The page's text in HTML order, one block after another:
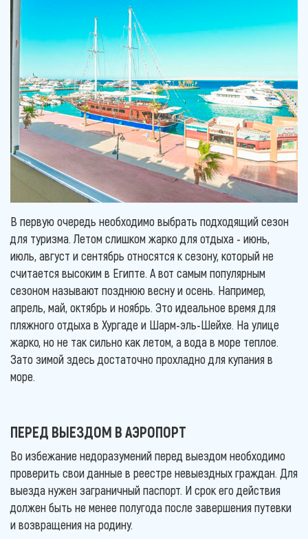
В первую очередь необходимо выбрать подходящий сезон
для туризма. Летом слишком жарко для отдыха - июнь,
июль, август и сентябрь относятся к сезону, который не
считается высоким в Египте. А вот самым популярным
сезоном называют позднюю весну и осень. Например,
апрель, май, октябрь и ноябрь. Это идеальное время для
пляжного отдыха в Хургаде и Шарм-эль-Шейхе. На улице
жарко, но не так сильно как летом, а вода в море теплое.
Зато зимой здесь достаточно прохладно для купания в
море.
ПЕРЕД ВЫЕЗДОМ В АЭРОПОРТ
Во избежание недоразумений перед выездом необходимо
проверить свои данные в реестре невыездных граждан. Для
выезда нужен заграничный паспорт. И срок его действия
должен быть не менее полугода после завершения путевки
и возвращения на родину.